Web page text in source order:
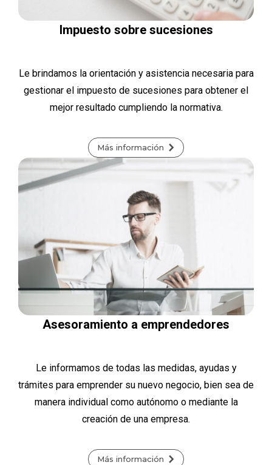
Impuesto sobre sucesiones
Le brindamos la orientación y asistencia necesaria para
gestionar el impuesto de sucesiones para obtener el
mejor resultado cumpliendo la normativa.
Más información
Asesoramiento a emprendedores
Le informamos de todas las medidas, ayudas y
trámites para emprender su nuevo negocio, bien sea de
manera individual como autónomo o mediante la
creación de una empresa.
Más información